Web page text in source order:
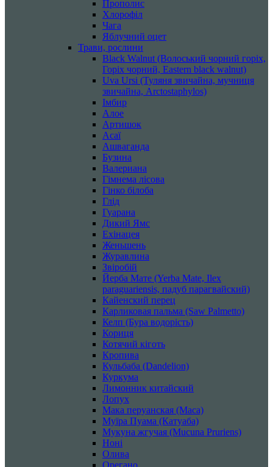
Прополис
Хлорофіл
Чага
Яблучний оцет
Трави, рослини
Black Walnut (Волоський чорний горіх,
Горіх чорний, Eastern black walnut)
Uva Ursi (Туляня звичайна, мучниця
звичайна, Arctostaphylos)
Імбир
Алое
Артишок
Асаї
Ашваганда
Бузина
Валериана
Гімнема лісова
Гінко білоба
Глід
Гуарана
Дикий Ямс
Ехінацея
Женьшень
Журавлина
Звіробій
Йерба Мате (Yerba Mate, Ilex
paraguariensis, падуб парагвайский)
Кайенский перец
Карликовая пальма (Saw Palmetto)
Келп (Бура водорість)
Кориця
Котячий кіготь
Кропива
Кульбаба (Dandelion)
Куркума
Лимонник китайский
Лопух
Мака перуанская (Maca)
Муїра Пуама (Катуаба)
Мукуна жгучая (Mucuna Pruriens)
Ноні
Олива
Орегано